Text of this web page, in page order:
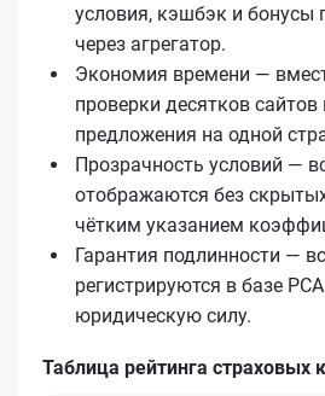
условия, кэшбэк и бонусы
через агрегатор.
Экономия времени —
проверки десятков сайтов
предложения на одной
Прозрачность условий —
отображаются без
чётким указанием
Гарантия подлинности —
регистрируются в базе
юридическую силу.
Таблица рейтинга страховых